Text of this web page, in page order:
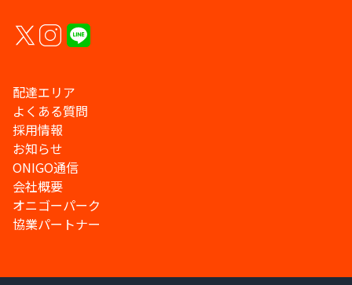
配達エリア
よくある質問
採用情報
お知らせ
ONIGO通信
会社概要
オニゴーパーク
協業パートナー